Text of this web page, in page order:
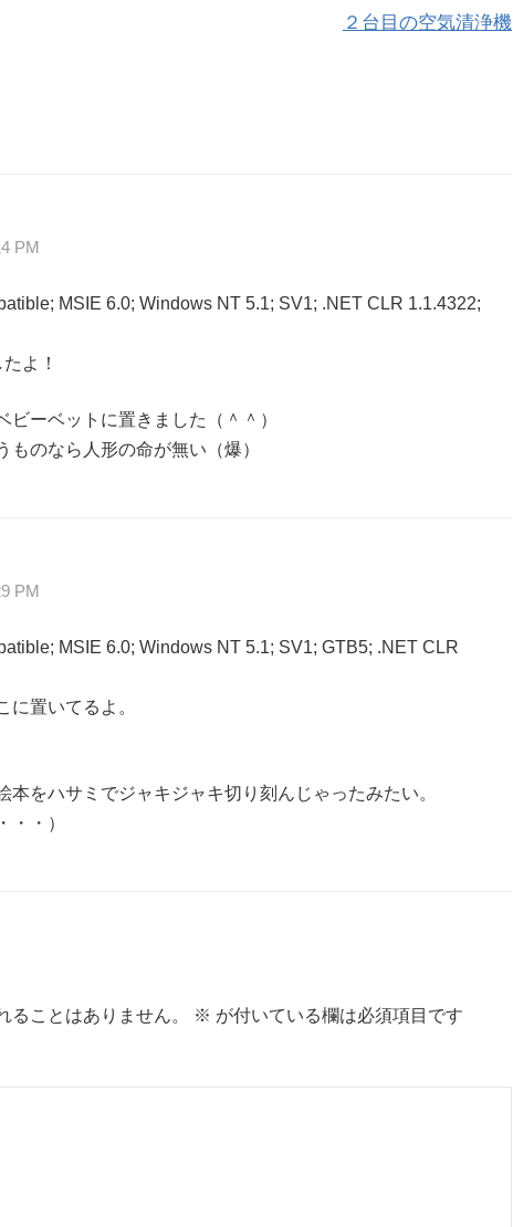
２台目の空気清浄機
PM
MSIE 6.0; Windows NT 5.1; SV1; .NET CLR 1.1.4322;
よ！
ビーベットに置きました（＾＾）
のなら人形の命が無い（爆）
PM
MSIE 6.0; Windows NT 5.1; SV1; GTB5; .NET CLR
に置いてるよ。
本をハサミでジャキジャキ切り刻んじゃったみたい。
・・）
ることはありません。 ※ が付いている欄は必須項目です